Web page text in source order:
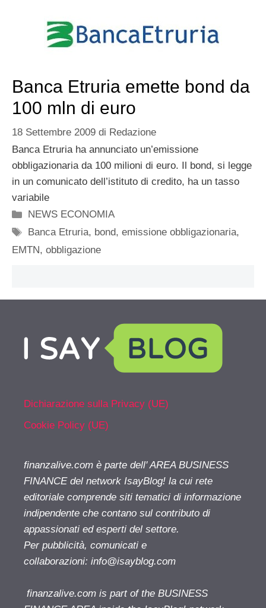
Banca Etruria emette bond da
100 mln di euro
18 Settembre 2009 di Redazione
Banca Etruria ha annunciato un’emissione
obbligazionaria da 100 milioni di euro. Il bond, si legge
in un comunicato dell’istituto di credito, ha un tasso
variabile
Categorie
NEWS ECONOMIA
Tag
Banca Etruria, bond,emissione obbligazionaria,
EMTN, obbligazione
Dichiarazione sulla Privacy (UE)
Cookie Policy (UE)
finanzalive.com è parte dell' AREA BUSINESS
FINANCE del network IsayBlog! la cui rete
editoriale comprende siti tematici di informazione
indipendente che contano sul contributo di
appassionati ed esperti del settore.
Per pubblicità, comunicati e
collaborazioni: info@isayblog.com
finanzalive.com is part of the BUSINESS